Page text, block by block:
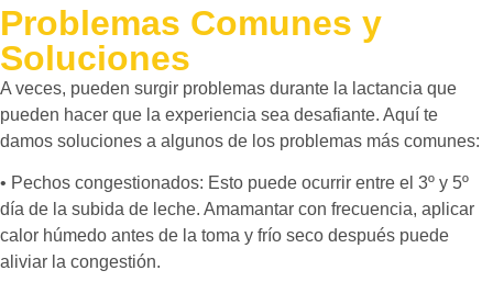
Problemas Comunes y
Soluciones
A veces, pueden surgir problemas durante la lactancia que
pueden hacer que la experiencia sea desafiante. Aquí te
damos soluciones a algunos de los problemas más comunes:
• Pechos congestionados: Esto puede ocurrir entre el 3º y 5º
día de la subida de leche. Amamantar con frecuencia, aplicar
calor húmedo antes de la toma y frío seco después puede
aliviar la congestión.